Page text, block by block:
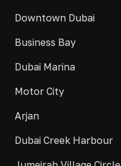
Downtown Dubai
Business Bay
Dubai Marina
Motor City
Arjan
Dubai Creek Harbour